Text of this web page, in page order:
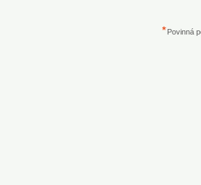
Povinná